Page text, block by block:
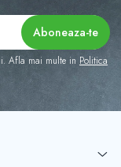
Afla mai multe in Politica